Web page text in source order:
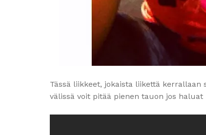
Tässä liikkeet, jokaista liikettä
välissä voit pitää pienen tauon jos haluat